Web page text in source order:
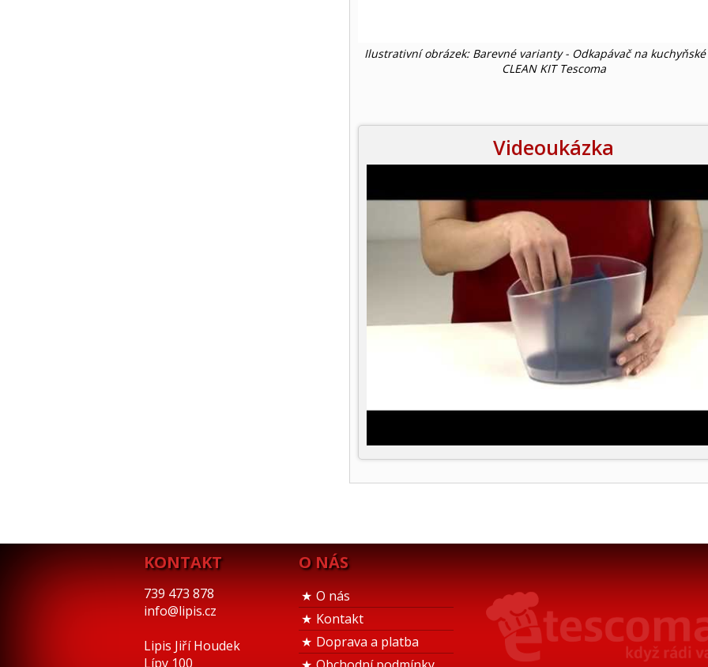
Ilustrativní obrázek: Barevné varianty - Odkapávač na
CLEAN KIT Tescoma
Videoukázka
KONTAKT
739 473 878
info@lipis.cz
Lipis Jiří Houdek
Lípy 100
O NÁS
O nás
Kontakt
Doprava a platba